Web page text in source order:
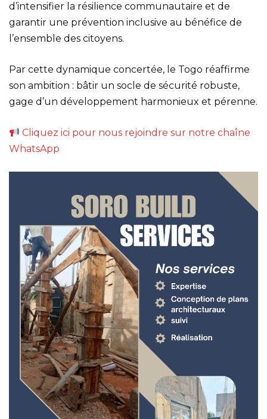
d’intensifier la résilience communautaire et de
garantir une prévention inclusive au bénéfice de
l’ensemble des citoyens.
Par cette dynamique concertée, le Togo réaffirme
son ambition : bâtir un socle de sécurité robuste,
gage d’un développement harmonieux et pérenne.
Cliquez ici pour nous rejoindre sur notre chaîne
WhatsApp